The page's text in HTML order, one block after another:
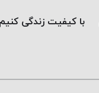
با کیفیت زندگی